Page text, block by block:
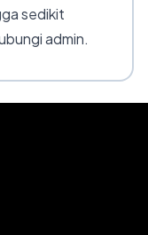
sedikit
admin.